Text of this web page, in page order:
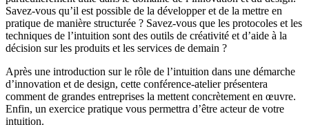
Savez-vous qu’il est possible de la développer et de la mettre en
pratique de manière structurée ? Savez-vous que les protocoles et les
techniques de l’intuition sont des outils de créativité et d’aide à la
décision sur les produits et les services de demain ?
Après une introduction sur le rôle de l’intuition dans une démarche
d’innovation et de design, cette conférence-atelier présentera
comment de grandes entreprises la mettent concrètement en œuvre.
Enfin, un exercice pratique vous permettra d’être acteur de votre
intuition.